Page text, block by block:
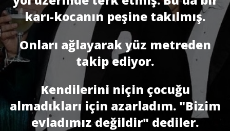
karı-kocanın peşine takılmış.
Onları ağlayarak yüz metreden
takip ediyor.
Kendilerini niçin çocuğu
almadıkları için azarladım. "Bizim
evladımız değildir" dediler.